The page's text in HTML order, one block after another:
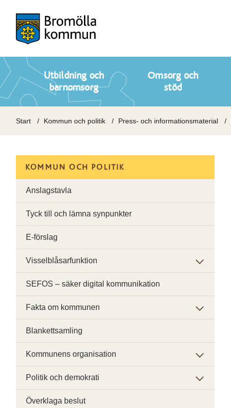
Utbildning och
barnomsorg
Omsorg och
stöd
Start Kommun och politik Press- och informationsmaterial
KOMMUN OCH POLITIK
Anslagstavla
Tyck till och lämna synpunkter
E-förslag
Visselblåsarfunktion
SEFOS – säker digital kommunikation
Fakta om kommunen
Blankettsamling
Kommunens organisation
Politik och demokrati
Överklaga beslut